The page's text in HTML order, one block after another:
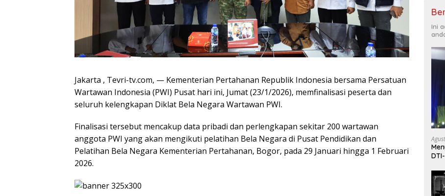
Jakarta , Tevri-tv.com, — Kementerian Pertahanan Republik Indonesia bersama Persatuan
Wartawan Indonesia (PWI) Pusat hari ini, Jumat (23/1/2026), memfinalisasi peserta dan
seluruh kelengkapan Diklat Bela Negara Wartawan PWI.
Finalisasi tersebut mencakup data pribadi dan perlengkapan sekitar 200 wartawan
anggota PWI yang akan mengikuti pelatihan Bela Negara di Pusat Pendidikan dan
Pelatihan Bela Negara Kementerian Pertahanan, Bogor, pada 29 Januari hingga 1 Februari
2026.
Ini